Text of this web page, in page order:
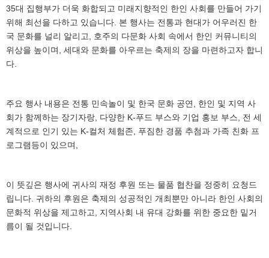
35대 집행부가 더욱 화합되고 미래지향적인 한인 사회를 만들어 가기
위해 최선을 다하고 있습니다. 본 행사는 전통과 현대가 어우러진 한
국 문화를 널리 알리고, 호주의 다문화 사회 속에서 한인 커뮤니티의
위상을 높이며, 세대와 문화를 아우르는 축제의 장을 마련하고자 합니
다.
주요 행사 내용은 전통 민속놀이 및 한국 문화 공연, 한인 및 지역 사
회가 함께하는 장기자랑, 다양한 K-푸드 부스와 기업 홍보 부스, 전 세
계적으로 인기 있는 K-컬처 체험존, 푸짐한 경품 추첨과 가족 친화 프
로그램등이 있으며,
이 뜻깊은 행사에 귀사의 재정 후원 또는 물품 협찬을 정중히 요청드
립니다. 귀하의 후원은 축제의 성공적인 개최뿐만 아니라 한인 사회의
문화적 위상을 제고하고, 지역사회 내 유대 강화를 위한 중요한 밑거
름이 될 것입니다.